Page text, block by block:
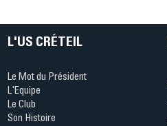
L'US CRÉTEIL
Le Mot du Président
L'Equipe
Le Club
Son Histoire